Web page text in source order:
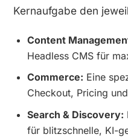
Kernaufgabe den
Content
Headless CMS für
Commerce: Eine
Checkout, Pricing
Search & Discovery:
für blitzschnelle, KI-